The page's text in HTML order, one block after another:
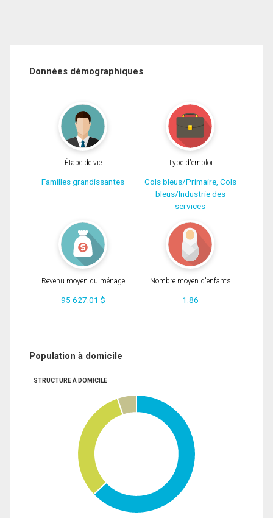
Données démographiques
Étape de vie
Familles grandissantes
Type d'emploi
Cols bleus/Primaire, Cols
bleus/Industrie des
services
Revenu moyen du ménage
95 627.01 $
Nombre moyen d'enfants
1.86
Population à domicile
STRUCTURE À DOMICILE